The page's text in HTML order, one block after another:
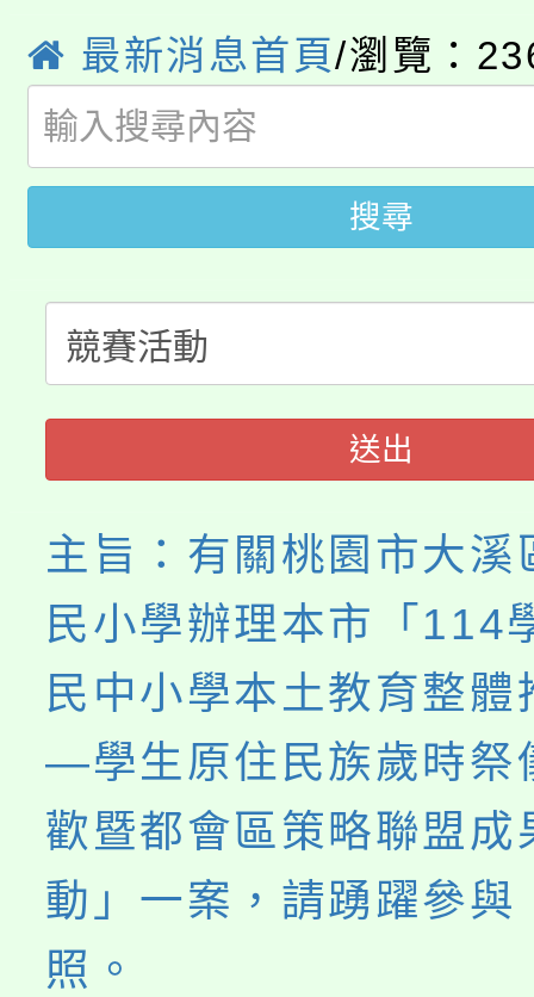
代理(課)教師甄選結果(
公告本校115學年度第
代理(課)教師甄選結果(
轉知中國文化大學推廣
《TA101》溝通分析基
程，歡迎學生輔導中心
心理、諮商輔導、社會
系所師生報名參加。
轉知苗栗縣政府辦理
縣市「校園短影音徵選
門員」簡章及活動海報
踴躍報名參加。
桃園市115學年度學生
要點
「桃園市補助參觀特色
展演活動實施計畫」
115年度「教育部表揚
義教育推展貢獻獎」
最新消息首頁/瀏覽：
搜尋
送出
主旨：有關桃園市大溪
民小學辦理本市「114
民中小學本土教育整體
―學生原住民族歲時祭
歡暨都會區策略聯盟成
動」一案，請踴躍參與
照。